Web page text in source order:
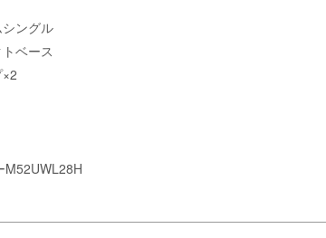
ングル
ベース
M52UWL28H